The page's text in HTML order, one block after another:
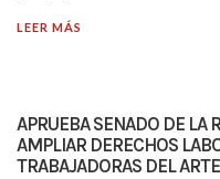
LEER MÁS
APRUEBA SENADO DE LA
AMPLIAR DERECHOS
TRABAJADORAS DEL ARTE